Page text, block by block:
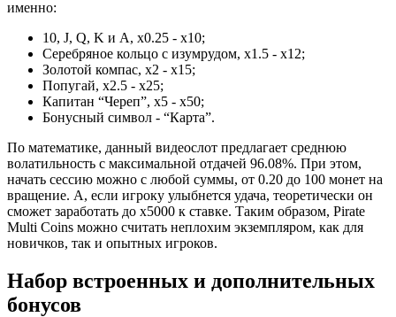
именно:
10, J, Q, K и A, х0.25 - х10;
Серебряное кольцо с изумрудом, х1.5 - х12;
Золотой компас, х2 - х15;
Попугай, х2.5 - х25;
Капитан “Череп”, х5 - х50;
Бонусный символ - “Карта”.
По математике, данный видеослот предлагает среднюю
волатильность с максимальной отдачей 96.08%. При этом,
начать сессию можно с любой суммы, от 0.20 до 100 монет на
вращение. А, если игроку улыбнется удача, теоретически он
сможет заработать до х5000 к ставке. Таким образом, Pirate
Multi Coins можно считать неплохим экземпляром, как для
новичков, так и опытных игроков.
Набор встроенных и дополнительных
бонусов